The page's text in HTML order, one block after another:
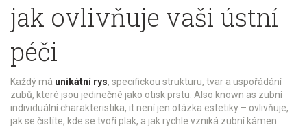
jak ovlivňuje vaši ústní
péči
Každý má unikátní rys, specifickou strukturu, tvar a uspořádání
zubů, které jsou jedinečné jako otisk prstu . Also known as zubní
individuální charakteristika, itnení jen otázka estetiky – ovlivňuje,
jak se čistíte, kde se tvoří plak, a jak rychle vzniká zubní kámen